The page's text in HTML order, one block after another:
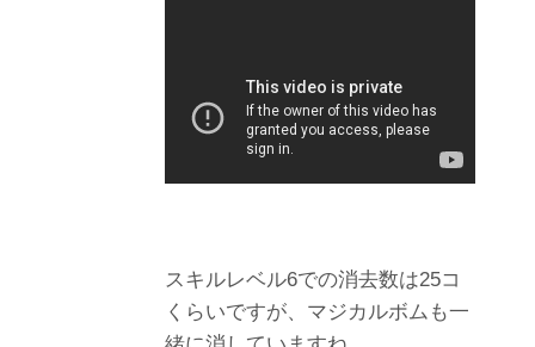
スキルレベル6での消去数は25コ
くらいですが、マジカルボムも一